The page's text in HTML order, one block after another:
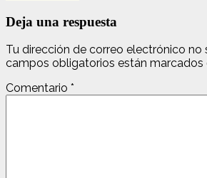
Deja una respuesta
Tu dirección de correo electrónico no
campos obligatorios están marcados
Comentario *